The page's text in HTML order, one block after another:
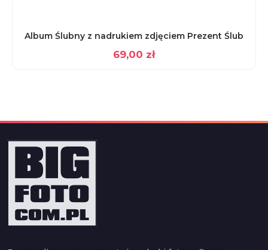
Album Ślubny z nadrukiem zdjęciem Prezent Ślub
69,00 zł